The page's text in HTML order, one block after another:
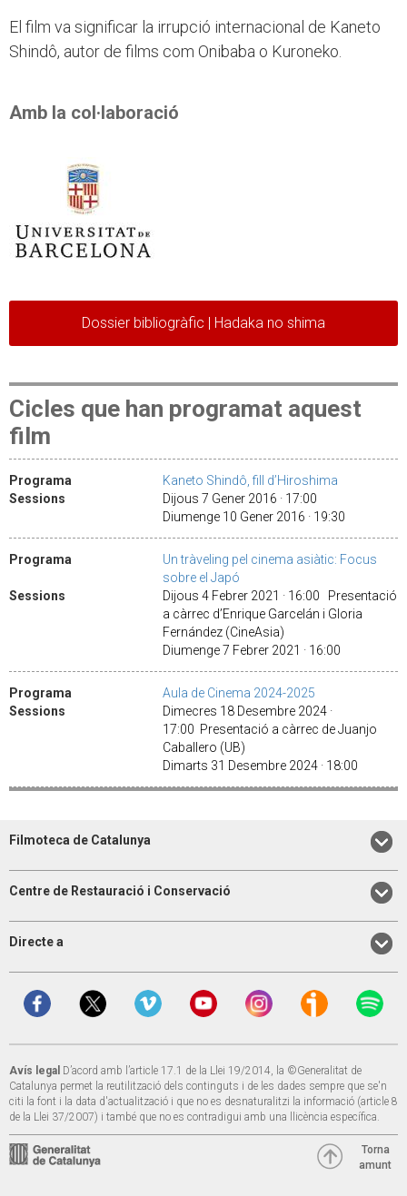
El film va significar la irrupció internacional de Kaneto
Shindô, autor de films com Onibaba o Kuroneko.
Amb la col·laboració
Dossier bibliogràfic | Hadaka no shima
Cicles que han programat aquest
film
Programa
Kaneto Shindô, fill d’Hiroshima
Sessions
Dijous 7 Gener 2016 · 17:00
Diumenge 10 Gener 2016 · 19:30
Programa
Un tràveling pel cinema asiàtic: Focus
sobre el Japó
Sessions
Dijous 4 Febrer 2021 · 16:00 Presentació
a càrrec d’Enrique Garcelán i Gloria
Fernández (CineAsia)
Diumenge 7 Febrer 2021 · 16:00
Programa
Aula de Cinema 2024-2025
Sessions
Dimecres 18 Desembre 2024 ·
17:00 Presentació a càrrec de Juanjo
Caballero (UB)
Dimarts 31 Desembre 2024 · 18:00
Filmoteca de Catalunya
Centre de Restauració i Conservació
Directe a
Avís legal D’acord amb l’article 17.1 de la Llei 19/2014, la ©Generalitat de
Catalunya permet la reutilització dels continguts i de les dades sempre que se'n
citi la font i la data d'actualització i que no es desnaturalitzi la informació (article 8
de la Llei 37/2007) i també que no es contradigui amb una llicència específica.
Torna
amunt